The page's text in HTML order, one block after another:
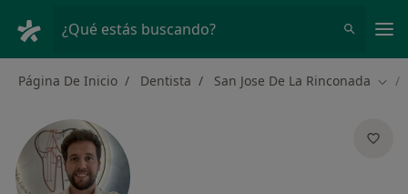
¿Qué estás buscando?
Página De Inicio Dentista San Jose De La Rinconada